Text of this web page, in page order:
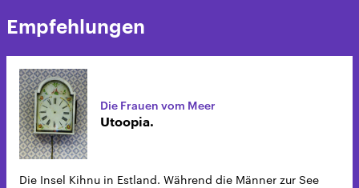
Empfehlungen
Die Frauen vom Meer
Utoopia.
Die Insel Kihnu in Estland. Während die Männer zur See